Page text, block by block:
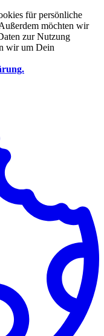
für persönliche
möchten wir
zur Nutzung
wir um Dein